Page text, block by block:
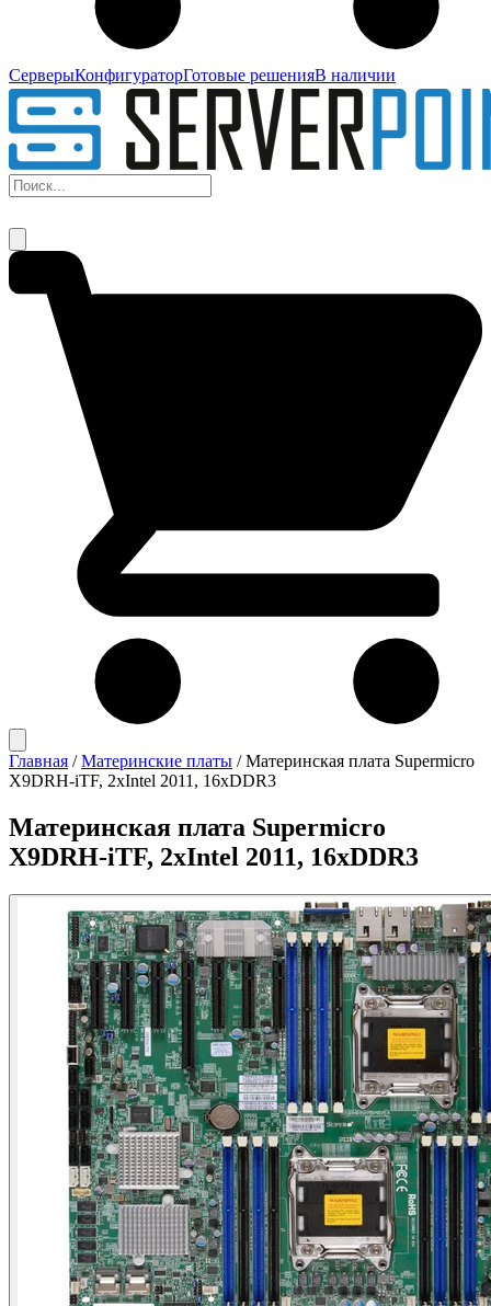
СерверыКонфигураторГотовые решенияВ наличии
Главная / Материнские платы / Материнская плата Supermicro
X9DRH-iTF, 2xIntel 2011, 16xDDR3
Материнская плата Supermicro
X9DRH-iTF, 2xIntel 2011, 16xDDR3